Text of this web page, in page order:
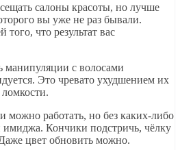
салоны красоты, но лучше
вы уже не раз бывали.
того, что результат вас
манипуляции с волосами
Это чревато ухудшением их
можно работать, но без каких-либо
Кончики подстричь, чёлку
цвет обновить можно.